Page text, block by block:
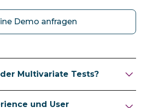
Demo anfragen
Multivariate Tests?
und User